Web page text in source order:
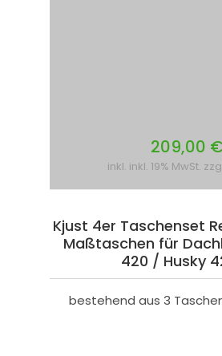
209,00
inkl. inkl. 19% MwSt.
Kjust 4er Taschenset
Maßtaschen für
420 / Husky
bestehend aus 3